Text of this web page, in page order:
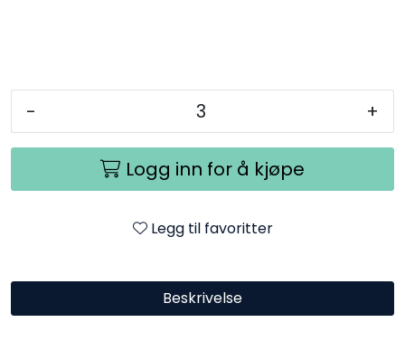
- +
Logg inn for å kjøpe
Legg til favoritter
Beskrivelse